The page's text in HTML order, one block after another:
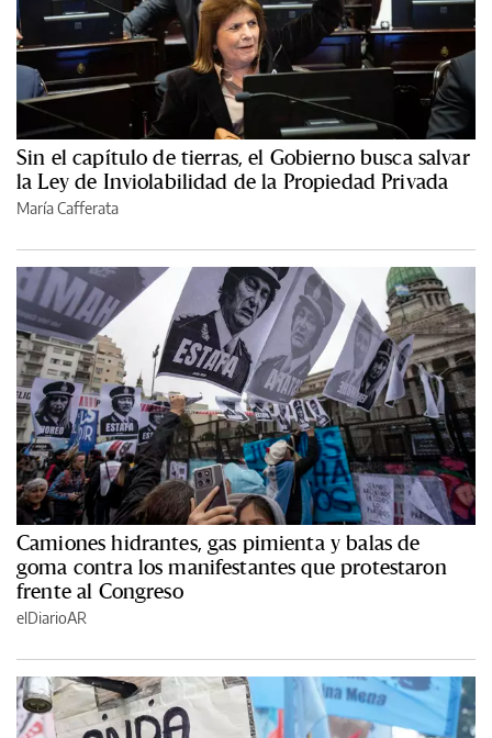
Sin el capítulo de tierras, el Gobierno busca salvar
la Ley de Inviolabilidad de la Propiedad Privada
María Cafferata
Camiones hidrantes, gas pimienta y balas de
goma contra los manifestantes que protestaron
frente al Congreso
elDiarioAR